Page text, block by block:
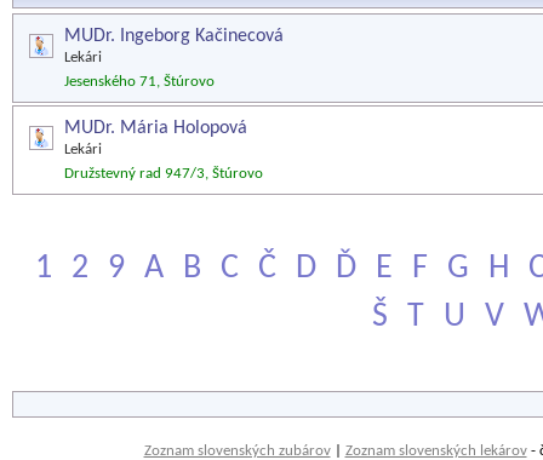
MUDr. Ingeborg Kačinecová
Lekári
Jesenského 71, Štúrovo
MUDr. Mária Holopová
Lekári
Družstevný rad 947/3, Štúrovo
1 2 9 A B C Č D Ď E F G H
Š
T U V
Zoznam slovenských zubárov| Zoznam slovenských lekárov-